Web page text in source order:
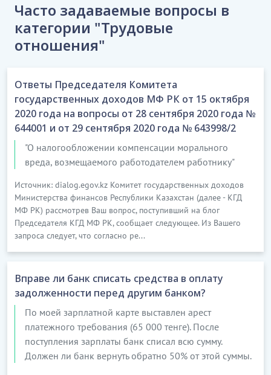
Часто задаваемые вопросы в
категории "Трудовые
отношения"
Ответы Председателя Комитета
государственных доходов МФ РК от 15 октября
2020 года на вопросы от 28 сентября 2020 года №
644001 и от 29 сентября 2020 года № 643998/2
"О налогообложении компенсации морального
вреда, возмещаемого работодателем работнику"
Источник: dialog.egov.kz Комитет государственных доходов
Министерства финансов Республики Казахстан (далее - КГД
МФ РК) рассмотрев Ваш вопрос, поступивший на блог
Председателя КГД МФ РК, сообщает следующее. Из Вашего
запроса следует, что согласно ре...
Вправе ли банк списать средства в оплату
задолженности перед другим банком?
По моей зарплатной карте выставлен арест
платежного требования (65 000 тенге). После
поступления зарплаты банк списал всю сумму.
Должен ли банк вернуть обратно 50% от этой суммы.